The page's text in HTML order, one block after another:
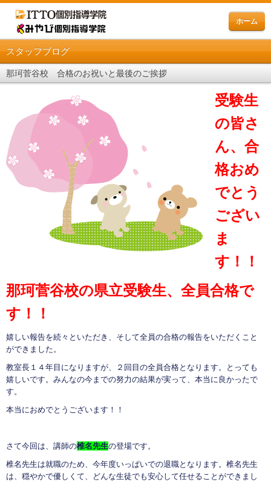
ホーム
スタッフブログ
那珂菅谷校 合格のお祝いと最後のご挨拶
受験生
の皆さ
ん、合
格おめ
でとう
ござい
ま
す！！
那珂菅谷校の県立受験生、全員合格で
す！！
嬉しい報告を続々といただき、そして全員の合格の報告をいただくこと
ができました。
教室長１４年目になりますが、２回目の全員合格となります。とっても
嬉しいです。みんなの今までの努力の結果が実って、本当に良かったで
す。
本当におめでとうございます！！
さて今回は、講師の椎名先生の登場です。
椎名先生は就職のため、今年度いっぱいでの退職となります。椎名先生
は、穏やかで優しくて、どんな生徒でも安心して任せることができまし